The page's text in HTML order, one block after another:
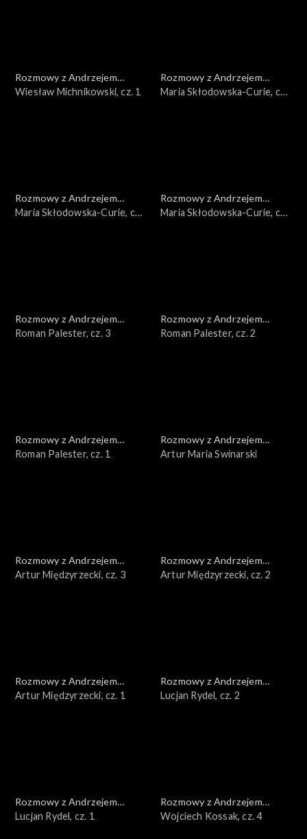
Rozmowy z Andrzejem
Doboszem
Wiesław Michnikowski, cz. 1
Rozmowy z Andrzejem
Doboszem
Maria Skłodowska-Curie, cz.
Rozmowy z Andrzejem
Doboszem
Maria Skłodowska-Curie, cz.
Rozmowy z Andrzejem
Doboszem
Maria Skłodowska-Curie, cz.
Rozmowy z Andrzejem
Doboszem
Roman Palester, cz. 3
Rozmowy z Andrzejem
Doboszem
Roman Palester, cz. 2
Rozmowy z Andrzejem
Doboszem
Roman Palester, cz. 1
Rozmowy z Andrzejem
Doboszem
Artur Maria Swinarski
Rozmowy z Andrzejem
Doboszem
Artur Międzyrzecki, cz. 3
Rozmowy z Andrzejem
Doboszem
Artur Międzyrzecki, cz. 2
Rozmowy z Andrzejem
Doboszem
Artur Międzyrzecki, cz. 1
Rozmowy z Andrzejem
Doboszem
Lucjan Rydel, cz. 2
Rozmowy z Andrzejem
Doboszem
Lucjan Rydel, cz. 1
Rozmowy z Andrzejem
Doboszem
Wojciech Kossak, cz. 4